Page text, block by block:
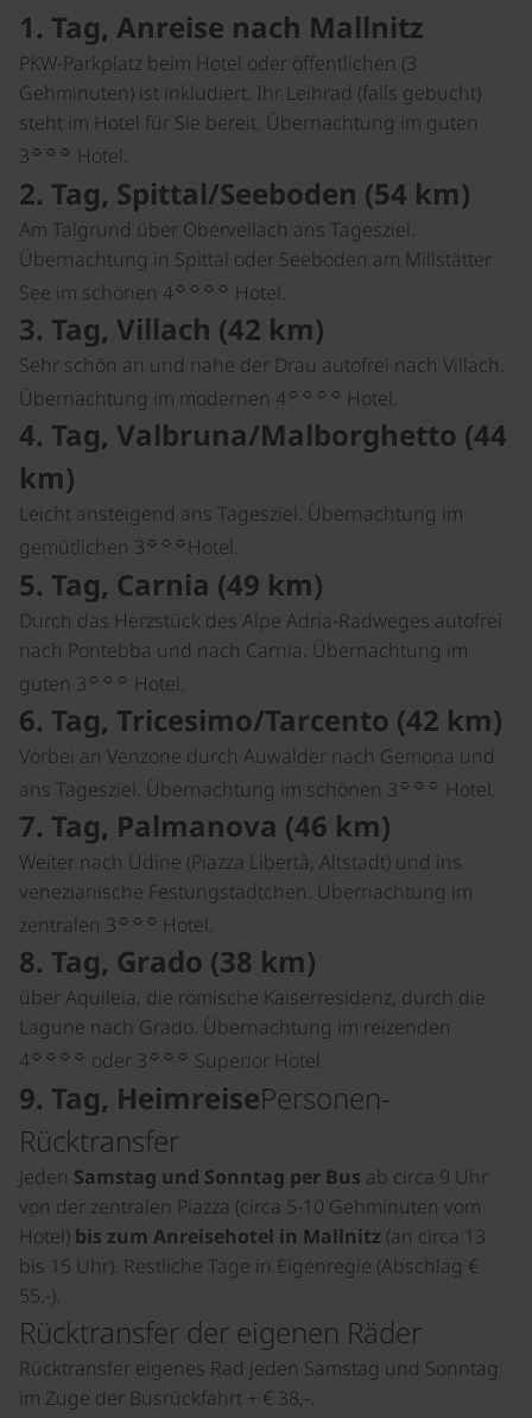
1. Tag, Anreise nach Mallnitz
PKW-Parkplatz beim Hotel oder öffentlichen (3
Gehminuten) ist inkludiert. Ihr Leihrad (falls gebucht)
steht im Hotel für Sie bereit. Übernachtung im guten
3☼☼☼ Hotel.
2. Tag, Spittal/Seeboden (54 km)
Am Talgrund über Obervellach ans Tagesziel.
Übernachtung in Spittal oder Seeboden am Millstätter
See im schönen 4☼☼☼☼ Hotel.
3. Tag, Villach (42 km)
Sehr schön an und nahe der Drau autofrei nach Villach.
Übernachtung im modernen 4☼☼☼☼ Hotel.
4. Tag, Valbruna/Malborghetto (44
km)
Leicht ansteigend ans Tagesziel. Übernachtung im
gemütlichen 3☼☼☼ Hotel.
5. Tag, Carnia (49 km)
Durch das Herzstück des Alpe Adria-Radweges autofrei
nach Pontebba und nach Carnia. Übernachtung im
guten 3☼☼☼ Hotel.
6. Tag, Tricesimo/Tarcento (42 km)
Vorbei an Venzone durch Auwälder nach Gemona und
ans Tagesziel. Übernachtung im schönen 3☼☼☼ Hotel.
7. Tag, Palmanova (46 km)
Weiter nach Udine (Piazza Libertà, Altstadt) und ins
venezianische Festungstädtchen. Übernachtung im
zentralen 3☼☼☼ Hotel.
8. Tag, Grado (38 km)
über Aquileia, die römische Kaiserresidenz, durch die
Lagune nach Grado. Übernachtung im reizenden
4☼☼☼☼ oder 3☼☼☼ Superior Hotel.
9. Tag, HeimreisePersonen-
Rücktransfer
Jeden Samstag und Sonntag per Bus ab circa 9 Uhr
von der zentralen Piazza (circa 5-10 Gehminuten vom
Hotel) bis zum Anreisehotel in Mallnitz (an circa 13
bis 15 Uhr). Restliche Tage in Eigenregie (Abschlag €
55,-).
Rücktransfer der eigenen Räder
Rücktransfer eigenes Rad jeden Samstag und Sonntag
im Zuge der Busrückfahrt + € 38,-.